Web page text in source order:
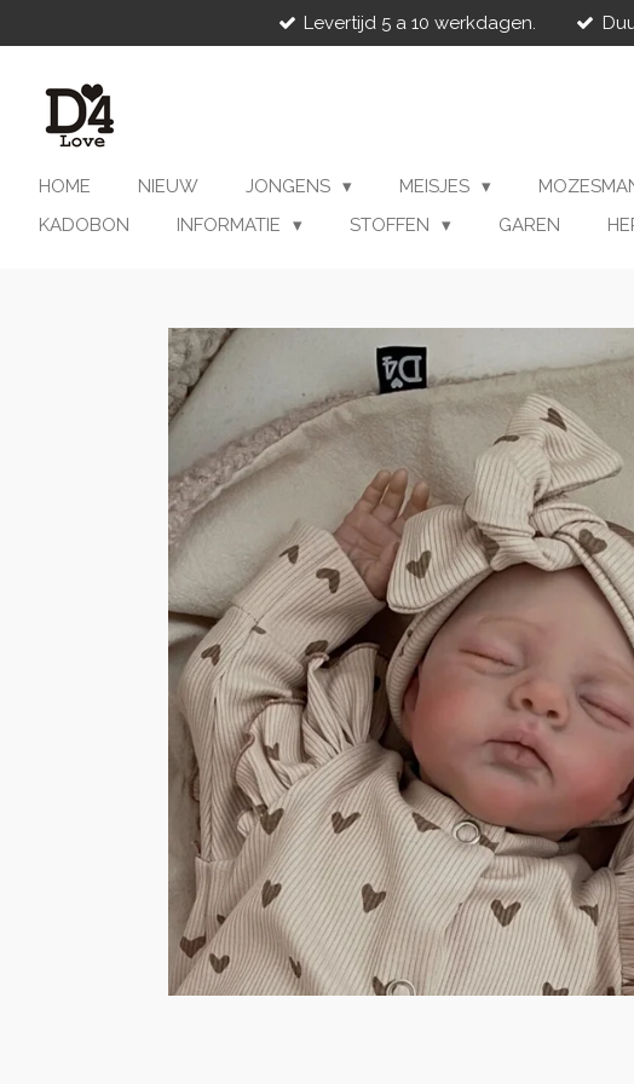
direct
hoofdinhoud
Levertijd 5 a 10 werkdagen.
HOME NIEUW JONGENS MEISJES
KADOBON
INFORMATIE STOFFEN GAREN